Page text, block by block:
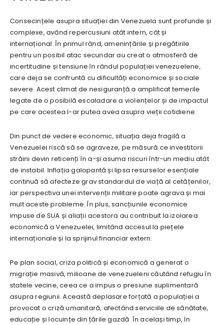
Consecințele asupra situației din Venezuela sunt profunde și
complexe, având repercusiuni atât intern, cât și
internațional. În primul rând, amenințările și pregătirile
pentru un posibil atac secundar au creat o atmosferă de
incertitudine și tensiune în rândul populației venezuelene,
care deja se confruntă cu dificultăți economice și sociale
severe. Acest climat de nesiguranță a amplificat temerile
legate de o posibilă escaladare a violențelor și de impactul
pe care acestea l-ar putea avea asupra vieții cotidiene.
Din punct de vedere economic, situația deja fragilă a
Venezuelei riscă să se agraveze, pe măsură ce investitorii
străini devin reticenți în a-și asuma riscuri într-un mediu atât
de instabil. Inflația galopantă și lipsa resurselor esențiale
continuă să afecteze grav standardul de viață al cetățenilor,
iar perspectiva unei intervenții militare poate agrava și mai
mult aceste probleme. În plus, sancțiunile economice
impuse de SUA și aliații acestora au contribuit la izolarea
economică a Venezuelei, limitând accesul la piețele
internaționale și la sprijinul financiar extern.
Pe plan social, criza politică și economică a generat o
migrație masivă, milioane de venezueleni căutând refugiu în
statele vecine, ceea ce a impus o presiune suplimentară
asupra regiunii. Această deplasare forțată a populației a
provocat o criză umanitară, afectând serviciile de sănătate,
educație și locuințe din țările gazdă. În același timp, în